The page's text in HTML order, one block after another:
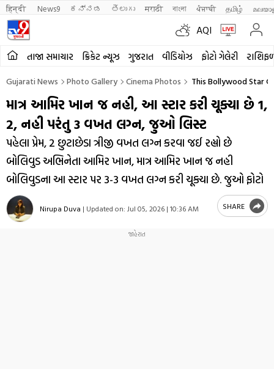
हिन्दी News9 ಕನ್ನಡ తెలుగు मराठी বাংলা ਪੰਜਾਬੀ தமிழ்
AQI
તાજા સમાચાર ક્રિકેટ ન્યૂઝ ગુજરાત વીડિયોઝ ફોટો ગેલેરી
Gujarati News Photo Gallery Cinema Photos This Bollywood Star
માત્ર આમિર ખાન જ નહી, આ સ્ટાર કરી ચૂક્યા છે 1,
2, નહી પરંતુ 3 વખત લગ્ન, જુઓ લિસ્ટ
પહેલા પ્રેમ, 2 છુટાછેડા ત્રીજી વખત લગ્ન કરવા જઈ રહ્યો છે
બોલિવુડ અભિનેતા આમિર ખાન, માત્ર આમિર ખાન જ નહી
બોલિવુડના આ સ્ટાર પર 3-3 વખત લગ્ન કરી ચૂક્યા છે. જુઓ ફોટો
Nirupa Duva | Updated on: Jul 05, 2026 | 10:36 AM SHARE